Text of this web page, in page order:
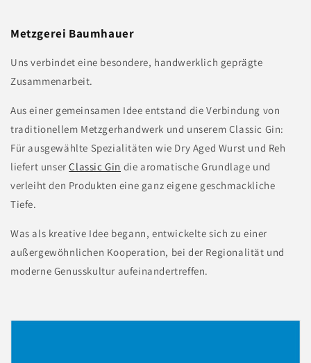
Metzgerei Baumhauer
Uns verbindet eine besondere, handwerklich geprägte
Zusammenarbeit.
Aus einer gemeinsamen Idee entstand die Verbindung von
traditionellem Metzgerhandwerk und unserem Classic Gin:
Für ausgewählte Spezialitäten wie Dry Aged Wurst und Reh
liefert unserClassic Gin die aromatische Grundlage und
verleiht den Produkten eine ganz eigene geschmackliche
Tiefe.
Was als kreative Idee begann, entwickelte sich zu einer
außergewöhnlichen Kooperation, bei der Regionalität und
moderne Genusskultur aufeinandertreffen.